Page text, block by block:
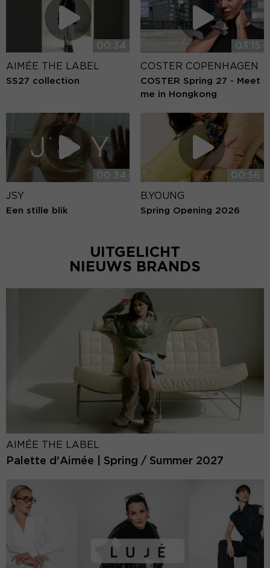
00:34
AIMÉE THE LABEL
SS27 collection
03:15
COSTER COPENHAGEN
COSTER Spring 27 - Meet
me in Hongkong
00:34
JSY
Een stille blik
00:56
B.YOUNG
Spring Opening 2026
UITGELICHT
NIEUWS BRANDS
AIMÉE THE LABEL
Palette d'Aimée | Spring / Summer 2027